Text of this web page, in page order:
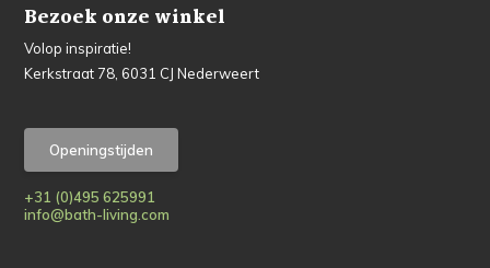
Bezoek onze winkel
Volop inspiratie!
Kerkstraat 78, 6031 CJ Nederweert
Openingstijden
+31 (0)495 625991
info@bath-living.com